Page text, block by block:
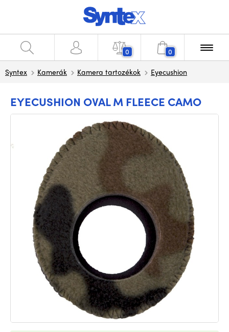
0 0
Syntex Kamerák Kamera tartozékok Eyecushion
EYECUSHION OVAL M FLEECE CAMO